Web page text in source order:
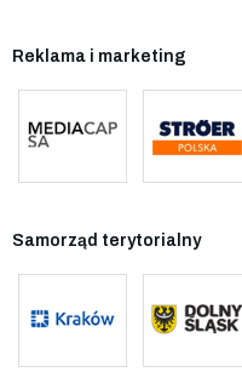
Reklama i marketing
Samorząd terytorialny